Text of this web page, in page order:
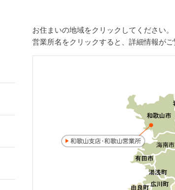
お住まいの地域をクリックしてください。
営業所名をクリックすると、詳細情報がご